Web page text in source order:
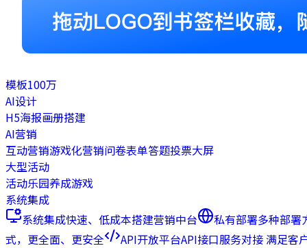
模板100万
AI设计
H5海报画册搭建
AI营销
互动营销游戏化营销问卷表单答题投票大屏
大型活动
活动乐园养成游戏
系统集成
系统集成快速、低成本搭建营销中台 私有部署多种部署
式，更全面、更安全
API开放平台API接口服务对接 满足客